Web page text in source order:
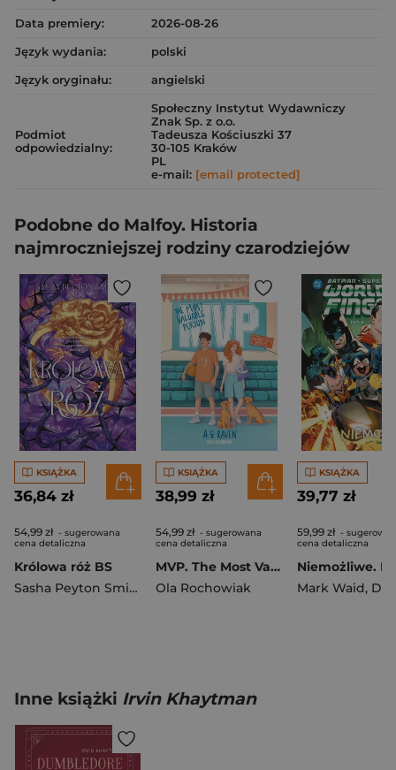
Data premiery:
2026-08-26
Język wydania:
polski
Język oryginału:
angielski
Podmiot
odpowiedzialny:
Społeczny Instytut Wydawniczy
Znak Sp. z o.o.
Tadeusza Kościuszki 37
30-105 Kraków
PL
e-mail: [email protected]
Podobne do Malfoy. Historia
najmroczniejszej rodziny czarodziejów
KSIĄŻKA
36,84 zł
54,99 zł - sugerowana
cena detaliczna
Królowa róż BS
Sasha Peyton Smith
KSIĄŻKA
38,99 zł
54,99 zł - sugerowana
cena detaliczna
MVP. The Most Valuable Person
Ola Rochowiak
KSIĄŻKA
39,77 zł
59,99 zł -
cena detaliczna
Mark Waid, Dan
Inne książki Irvin Khaytman